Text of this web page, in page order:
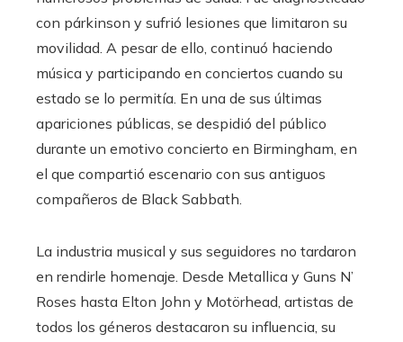
con párkinson y sufrió lesiones que limitaron su
movilidad. A pesar de ello, continuó haciendo
música y participando en conciertos cuando su
estado se lo permitía. En una de sus últimas
apariciones públicas, se despidió del público
durante un emotivo concierto en Birmingham, en
el que compartió escenario con sus antiguos
compañeros de Black Sabbath.
La industria musical y sus seguidores no tardaron
en rendirle homenaje. Desde Metallica y Guns N’
Roses hasta Elton John y Motörhead, artistas de
todos los géneros destacaron su influencia, su